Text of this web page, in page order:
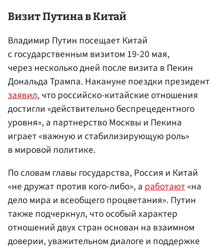
Визит Путина в Китай
Владимир Путин посещает Китай
с государственным визитом 19-20 мая,
через несколько дней после визита в Пекин
Дональда Трампа. Накануне поездки президент
заявил, что российско-китайские отношения
достигли «действительно беспрецедентного
уровня», а партнерство Москвы и Пекина
играет «важную и стабилизирующую роль»
в мировой политике.
По словам главы государства, Россия и Китай
«не дружат против кого-либо», а работают«на
дело мира и всеобщего процветания». Путин
также подчеркнул, что особый характер
отношений двух стран основан на взаимном
доверии, уважительном диалоге и поддержке